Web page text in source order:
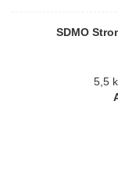
SDMO
5,5